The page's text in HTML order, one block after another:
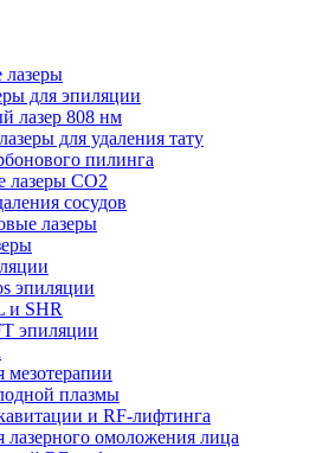
лазеры
для эпиляции
лазер 808 нм
для удаления тату
пилинга
CO2
сосудов
лазеры
эпиляции
и SHR
эпиляции
плазмы
и RF-лифтинга
лазерного омоложения лица